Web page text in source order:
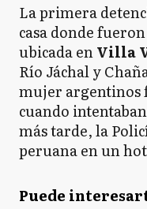
La primera
casa donde
ubicada enVilla
Río Jáchal y
mujer argentinos
cuando
más tarde, la
peruana en un
Puede